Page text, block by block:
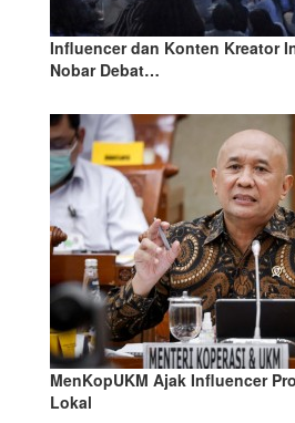
Influencer dan Konten Kreator
Nobar Debat…
MenKopUKM Ajak Influencer
Lokal